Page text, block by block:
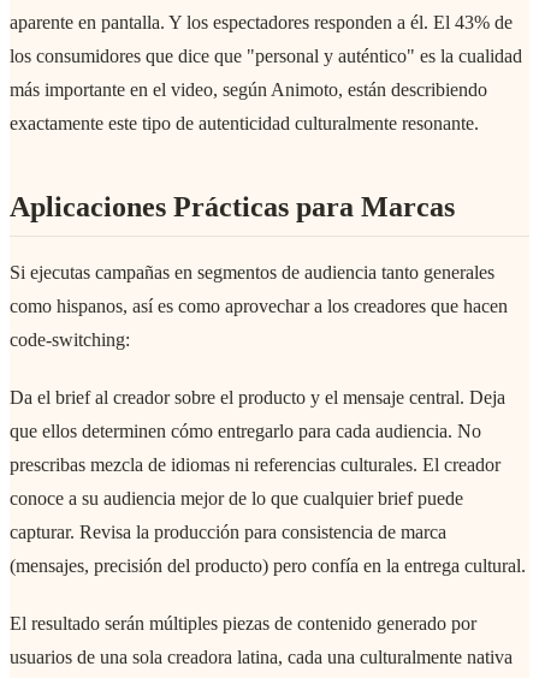
aparente en pantalla. Y los espectadores responden a él. El 43% de
los consumidores que dice que "personal y auténtico" es la cualidad
más importante en el video, según Animoto, están describiendo
exactamente este tipo de autenticidad culturalmente resonante.
Aplicaciones Prácticas para Marcas
Si ejecutas campañas en segmentos de audiencia tanto generales
como hispanos, así es como aprovechar a los creadores que hacen
code-switching:
Da el brief al creador sobre el producto y el mensaje central. Deja
que ellos determinen cómo entregarlo para cada audiencia. No
prescribas mezcla de idiomas ni referencias culturales. El creador
conoce a su audiencia mejor de lo que cualquier brief puede
capturar. Revisa la producción para consistencia de marca
(mensajes, precisión del producto) pero confía en la entrega cultural.
El resultado serán múltiples piezas de contenido generado por
usuarios de una sola creadora latina, cada una culturalmente nativa